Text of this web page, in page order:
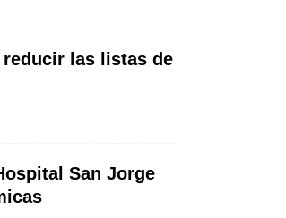
las listas de
San Jorge